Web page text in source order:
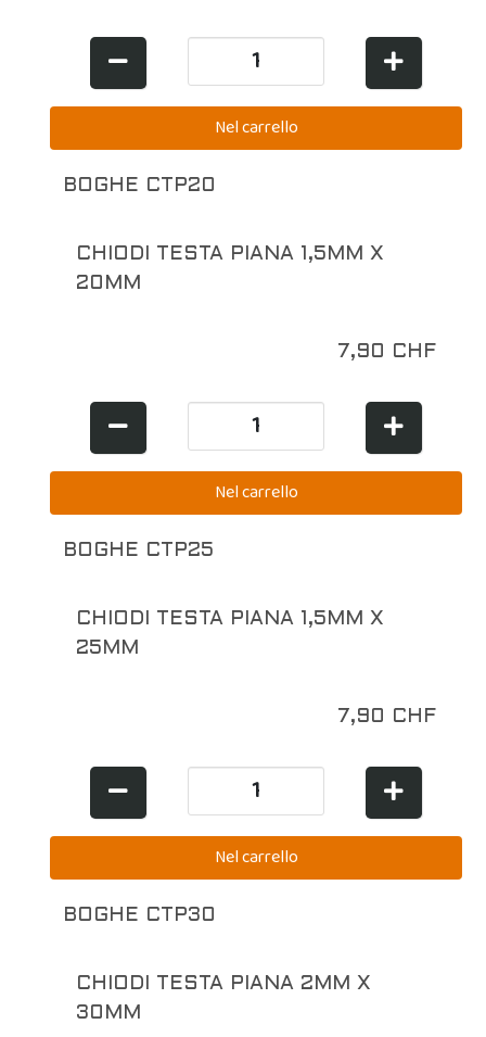
BOGHE CTP20
CHIODI TESTA PIANA 1,5MM X
20MM
7,90 CHF
BOGHE CTP25
CHIODI TESTA PIANA 1,5MM X
25MM
7,90 CHF
BOGHE CTP30
CHIODI TESTA PIANA 2MM X
30MM